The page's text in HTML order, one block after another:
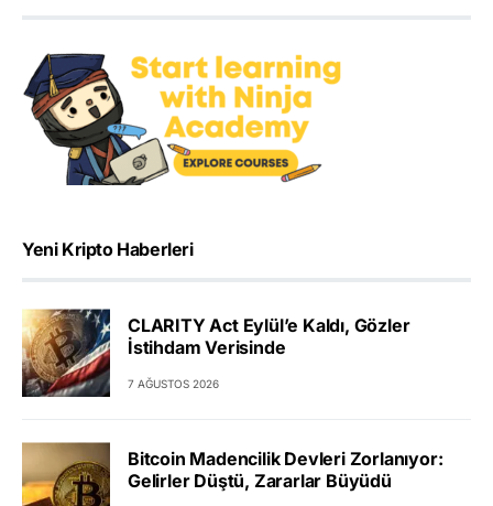
Yeni Kripto Haberleri
CLARITY Act Eylül’e Kaldı, Gözler
İstihdam Verisinde
7 AĞUSTOS 2026
Bitcoin Madencilik Devleri Zorlanıyor:
Gelirler Düştü, Zararlar Büyüdü